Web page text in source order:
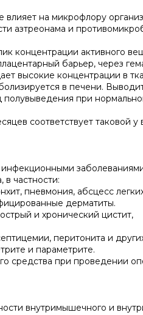
влияет на микрофлору
азтреонама и
концентрации активного
барьер, через
высокие концентрации в
в печени.
при
соответствует таковой у
частности:
пневмония, абсцесс
дерматиты.
и хронический цистит,
перитонита и
и параметрите.
средства при проведении
внутримышечного и